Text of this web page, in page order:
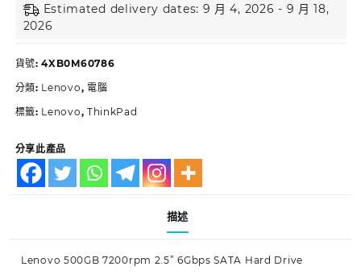
Estimated delivery dates: 9 月 4, 2026 - 9 月 18,
2026
貨號:4XB0M60786
分類: Lenovo, 電腦
標籤: Lenovo, ThinkPad
分享此產品
描述
Lenovo 500GB 7200rpm 2.5” 6Gbps SATA Hard Drive